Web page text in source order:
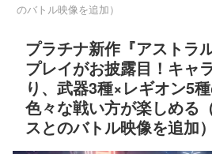
のバトル映像を追加）
プラチナ新作『アストラ
プレイがお披露目！キャ
り、武器3種×レギオン5
色々な戦い方が楽しめる
スとのバトル映像を追加）